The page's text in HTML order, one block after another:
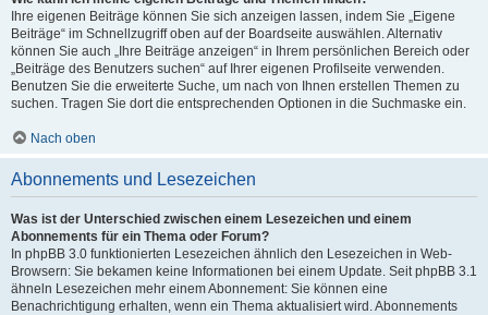
Ihre eigenen Beiträge können Sie sich anzeigen lassen, indem Sie „Eigene
Beiträge“ im Schnellzugriff oben auf der Boardseite auswählen. Alternativ
können Sie auch „Ihre Beiträge anzeigen“ in Ihrem persönlichen Bereich oder
„Beiträge des Benutzers suchen“ auf Ihrer eigenen Profilseite verwenden.
Benutzen Sie die erweiterte Suche, um nach von Ihnen erstellen Themen zu
suchen. Tragen Sie dort die entsprechenden Optionen in die Suchmaske ein.
Nach oben
Abonnements und Lesezeichen
Was ist der Unterschied zwischen einem Lesezeichen und einem
Abonnements für ein Thema oder Forum?
In phpBB 3.0 funktionierten Lesezeichen ähnlich den Lesezeichen in Web-
Browsern: Sie bekamen keine Informationen bei einem Update. Seit phpBB 3.1
ähneln Lesezeichen mehr einem Abonnement: Sie können eine
Benachrichtigung erhalten, wenn ein Thema aktualisiert wird. Abonnements